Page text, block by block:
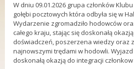
W dniu 09.01.2026 grupa członków
gołębi pocztowych która odbyła się w
Wydarzenie zgromadziło hodowców
całego kraju, stając się doskonałą
doświadczeń, poszerzena wiedzy oraz
najnowszymi trędami w hodowli.
doskonałą okazją do integracji